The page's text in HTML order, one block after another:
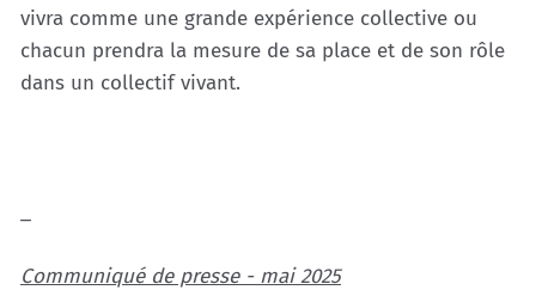
vivra comme une grande expérience collective ou
chacun prendra la mesure de sa place et de son rôle
dans un collectif vivant.
Communiqué de presse - mai 2025